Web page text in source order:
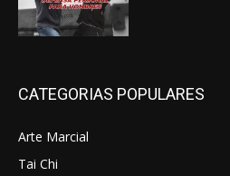
CATEGORIAS POPULARES
Arte Marcial
Tai Chi